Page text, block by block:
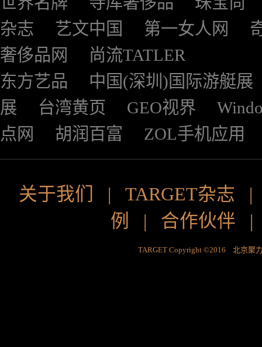
杂志
艺文中国 第一女人网
奢侈品网
尚流TATLER
东方艺品
中国(深圳)国际游艇展
展
台湾黄页 GEO视界
点网
胡润百富 ZOL手机应用
关于我们 | TARGET杂志
例
| 合作伙伴
TARGET Copyright ©2016 北京聚